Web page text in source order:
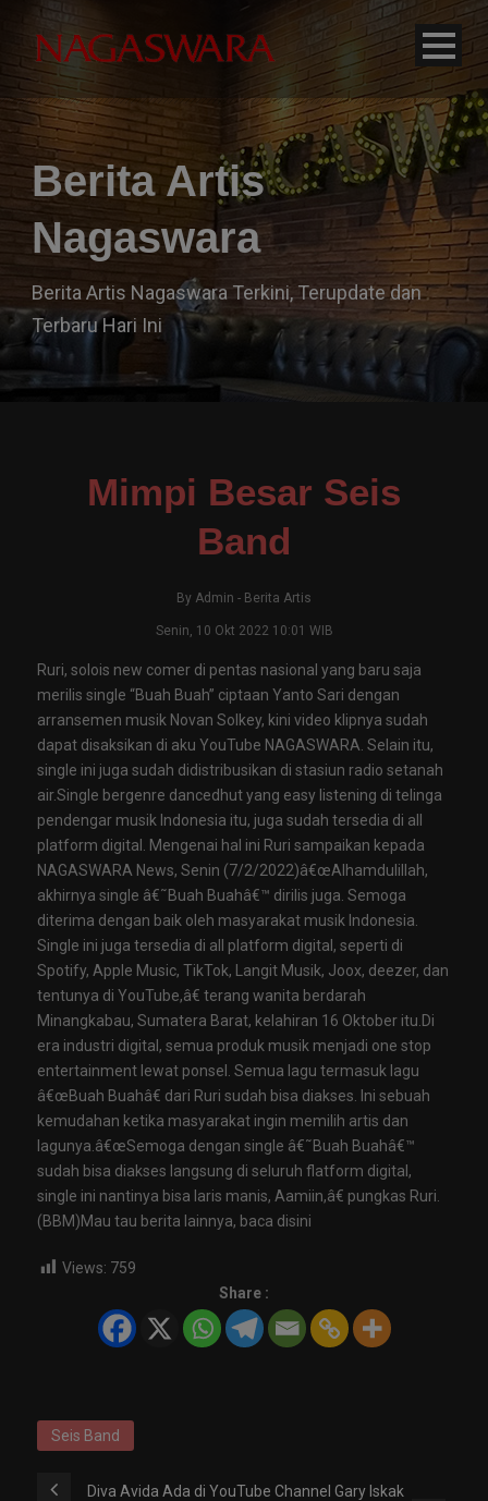
Berita Artis
Nagaswara
Berita Artis Nagaswara Terkini, Terupdate dan
Terbaru Hari Ini
Mimpi Besar Seis
Band
By Admin - Berita Artis
Senin, 10 Okt 2022 10:01 WIB
Ruri, solois new comer di pentas nasional yang baru saja
merilis single “Buah Buah” ciptaan Yanto Sari dengan
arransemen musik Novan Solkey, kini video klipnya sudah
dapat disaksikan di aku YouTube NAGASWARA. Selain itu,
single ini juga sudah didistribusikan di stasiun radio setanah
air.Single bergenre dancedhut yang easy listening di telinga
pendengar musik Indonesia itu, juga sudah tersedia di all
platform digital. Mengenai hal ini Ruri sampaikan kepada
NAGASWARA News, Senin (7/2/2022)â€œAlhamdulillah,
akhirnya single â€˜Buah Buahâ€™ dirilis juga. Semoga
diterima dengan baik oleh masyarakat musik Indonesia.
Single ini juga tersedia di all platform digital, seperti di
Spotify, Apple Music, TikTok, Langit Musik, Joox, deezer, dan
tentunya di YouTube,â€ terang wanita berdarah
Minangkabau, Sumatera Barat, kelahiran 16 Oktober itu.Di
era industri digital, semua produk musik menjadi one stop
entertainment lewat ponsel. Semua lagu termasuk lagu
â€œBuah Buahâ€ dari Ruri sudah bisa diakses. Ini sebuah
kemudahan ketika masyarakat ingin memilih artis dan
lagunya.â€œSemoga dengan single â€˜Buah Buahâ€™
sudah bisa diakses langsung di seluruh flatform digital,
single ini nantinya bisa laris manis, Aamiin,â€ pungkas Ruri.
(BBM)Mau tau berita lainnya, baca disini
Views: 759
Share :
Seis Band
Diva Avida Ada di YouTube Channel Gary Iskak
modal-check